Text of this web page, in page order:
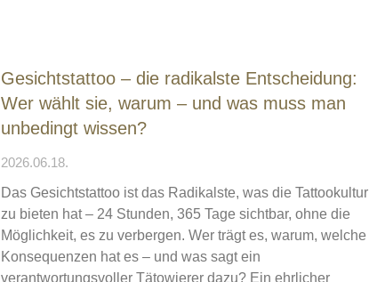
Gesichtstattoo – die radikalste Entscheidung:
Wer wählt sie, warum – und was muss man
unbedingt wissen?
2026.06.18.
Das Gesichtstattoo ist das Radikalste, was die Tattookultur
zu bieten hat – 24 Stunden, 365 Tage sichtbar, ohne die
Möglichkeit, es zu verbergen. Wer trägt es, warum, welche
Konsequenzen hat es – und was sagt ein
verantwortungsvoller Tätowierer dazu? Ein ehrlicher